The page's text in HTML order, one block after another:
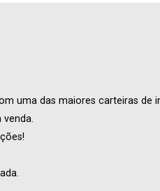
uma das maiores carteiras de